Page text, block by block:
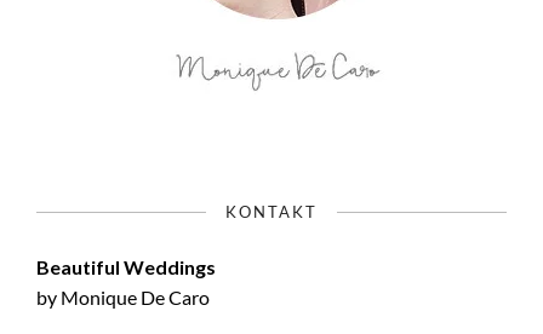
KONTAKT
Beautiful Weddings
by Monique De Caro